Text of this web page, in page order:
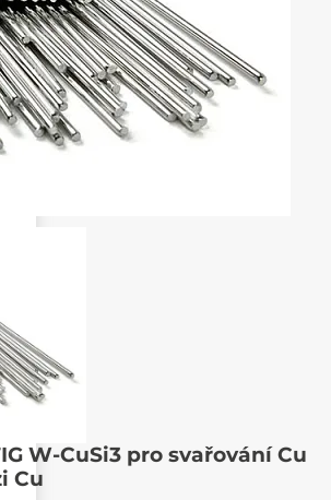
W-CuSi3 pro svařování Cu
Cu